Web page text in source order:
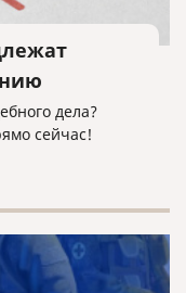
дела?
сейчас!